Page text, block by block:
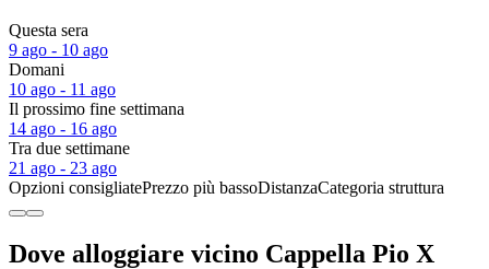
Questa sera
9 ago - 10 ago
Domani
10 ago - 11 ago
Il prossimo fine settimana
14 ago - 16 ago
Tra due settimane
21 ago - 23 ago
Opzioni consigliatePrezzo più bassoDistanzaCategoria struttura
Dove alloggiare vicino Cappella Pio X